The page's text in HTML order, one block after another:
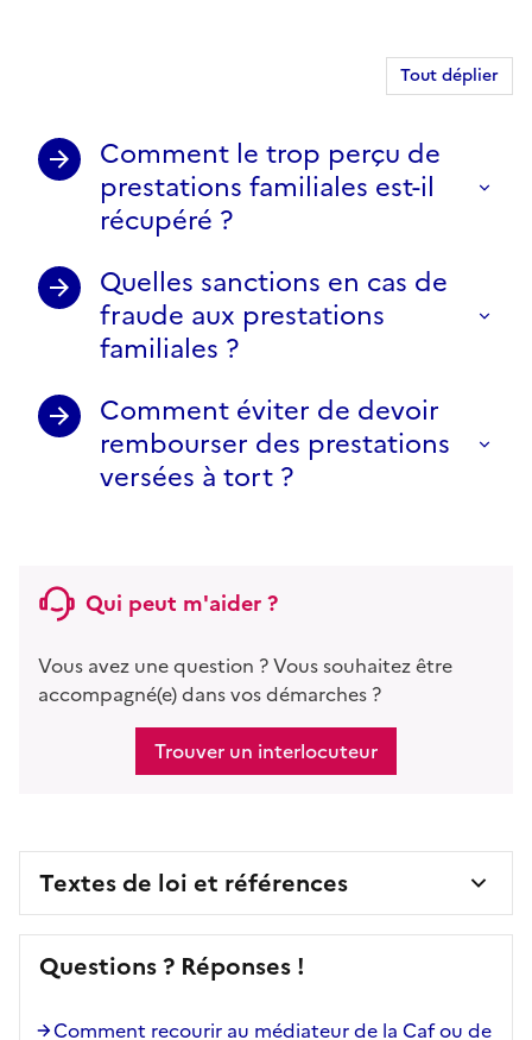
Tout déplier
Comment le trop perçu de
prestations familiales est-il
récupéré ?
Quelles sanctions en cas de
fraude aux prestations
familiales ?
Comment éviter de devoir
rembourser des prestations
versées à tort ?
Qui peut m'aider ?
Vous avez une question ? Vous souhaitez être
accompagné(e) dans vos démarches ?
Trouver un interlocuteur
Textes de loi et références
Questions ? Réponses !
Comment recourir au médiateur de la Caf ou de